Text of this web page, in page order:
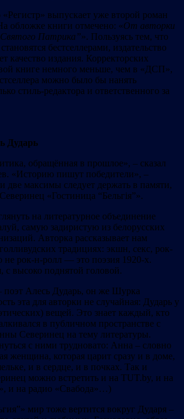
«Регистр» выпускает уже второй роман
обложке книги отмечено: «От авторки
о Патрика”». Пользуясь тем, что
бестселлерами, издательство
качество издания. Корректорских
книге немного меньше, чем в «ДСП»,
можно было бы нанять
стиль-редактора и ответственного за
Дударь
обращённая в прошлое», – сказал
«Историю пишут победители», –
две максимы следует держать в памяти,
«Гостиница “Бельгія”».
на литературное объединение
самую задиристую из белорусских
Авторка рассказывает нам
традициях: экшн, секс, рок-
рок-н-ролл — это поэзия 1920-х.
с высоко поднятой головой.
поэт Алесь Дударь, он же Шурка
эта для авторки не случайная: Дударь у
вещей. Это знает каждый, кто
в публичном пространстве с
Северинец на тему литературы.
с ними трудновато: Анна – словно
женщина, которая царит сразу и в доме,
и в сердце, и в почках. Так и
можно встретить и на TUT.by, и на
и на радио «Свабода»…)
мир тоже вертится вокруг Дударя –